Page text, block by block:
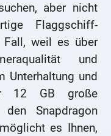
aber nicht
Flaggschiff-
weil es über
und
Unterhaltung und
12 GB große
Snapdragon
es Ihnen,